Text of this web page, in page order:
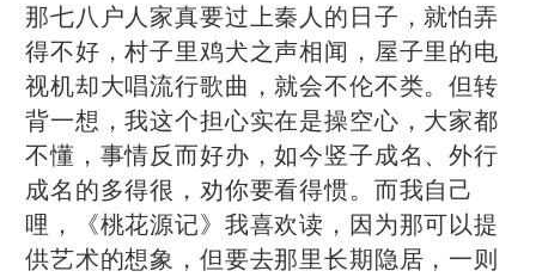
那七八户人家真要过上秦人的日子，就怕弄
得不好，村子里鸡犬之声相闻，屋子里的电
视机却大唱流行歌曲，就会不伦不类。但转
背一想，我这个担心实在是操空心，大家都
不懂，事情反而好办，如今竖子成名、外行
成名的多得很，劝你要看得惯。而我自己
哩，《桃花源记》我喜欢读，因为那可以提
供艺术的想象，但要去那里长期隐居，一则